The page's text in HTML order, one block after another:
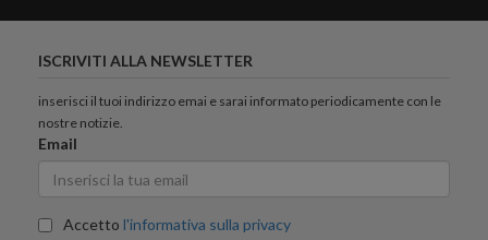
ISCRIVITI ALLA NEWSLETTER
inserisci il tuoi indirizzo emai e sarai informato periodicamente con le
nostre notizie.
Email
Accetto l'informativa sulla privacy